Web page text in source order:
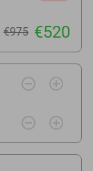
€975 €520
remove_circle_outline add_circle_outline
remove_circle_outline add_circle_outline